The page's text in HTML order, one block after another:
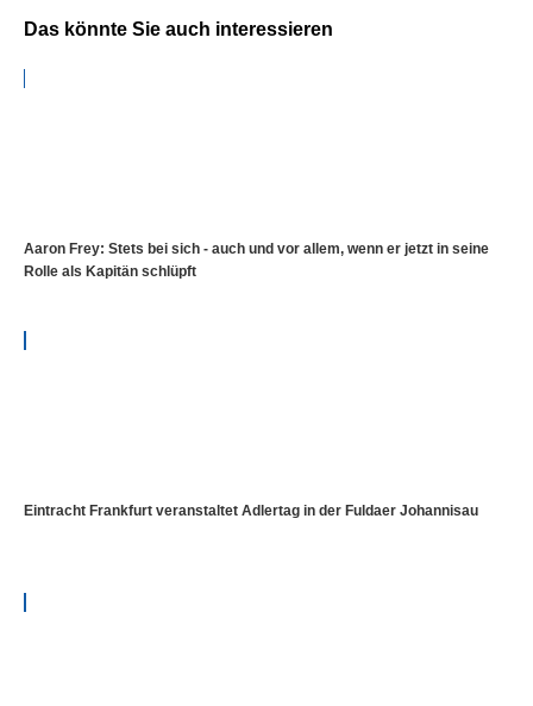
Das könnte Sie auch interessieren
Aaron Frey: Stets bei sich - auch und vor allem, wenn er jetzt in seine
Rolle als Kapitän schlüpft
Eintracht Frankfurt veranstaltet Adlertag in der Fuldaer Johannisau